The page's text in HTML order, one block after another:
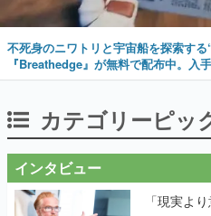
不死身のニワトリと宇宙船を探索す
『Breathedge』が無料で配布中。入
カテゴリーピッ
インタビュー
「現実よ